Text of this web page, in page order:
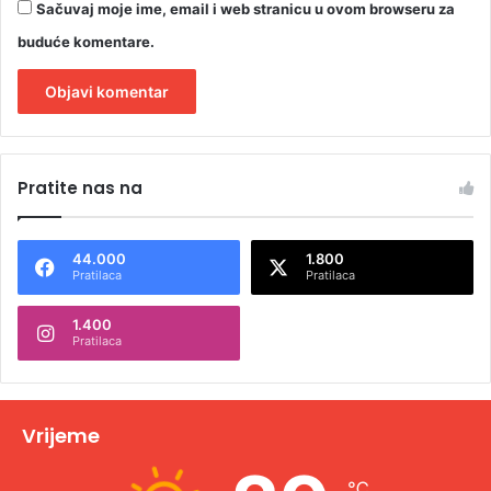
Sačuvaj moje ime, email i web stranicu u ovom browseru za
buduće komentare.
t
n
t
v
Pratite nas na
44.000
Pratilaca
1.800
Pratilaca
1.400
Pratilaca
Vrijeme